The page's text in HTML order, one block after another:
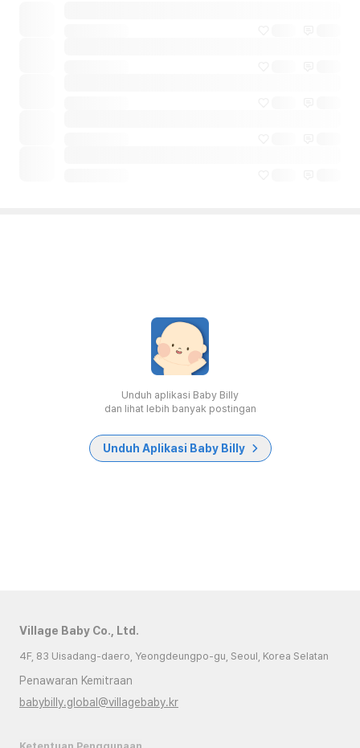
Unduh aplikasi Baby Billy
dan lihat lebih banyak postingan
Unduh Aplikasi Baby Billy
Village Baby Co., Ltd.
4F, 83 Uisadang-daero, Yeongdeungpo-gu, Seoul, Korea Selatan
Penawaran Kemitraan
babybilly.global@villagebaby.kr